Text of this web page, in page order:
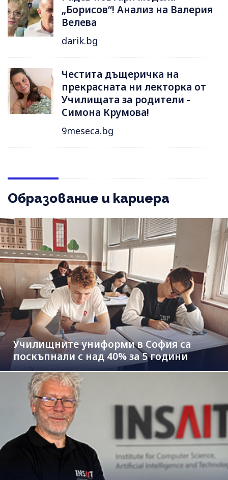
„Борисов“! Анализ на Валерия
Велева
darik.bg
Честита дъщеричка на
прекрасната ни лекторка от
Училищата за родители -
Симона Крумова!
9meseca.bg
Образование и кариера
Училищните униформи в София са
поскъпнали с над 40% за 5 години